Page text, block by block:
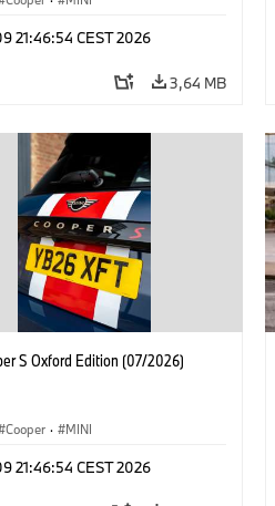
21:46:54 CEST 2026
3,64 MB
S Oxford Edition (07/2026)
Cooper · MINI
21:46:54 CEST 2026